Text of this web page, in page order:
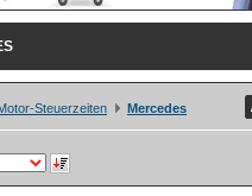
Steuerzeiten Mercedes